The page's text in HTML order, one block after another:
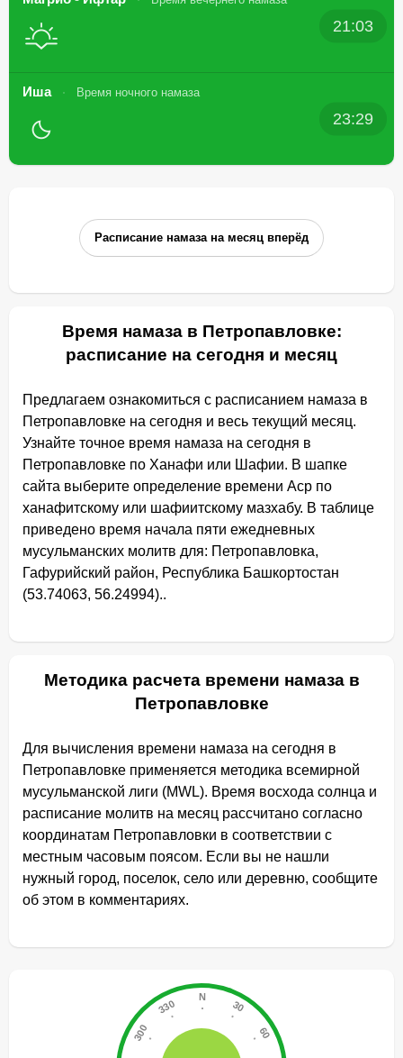
21:03
Иша Время ночного намаза
23:29
Расписание намаза на месяц вперёд
Время намаза в Петропавловке:
расписание на сегодня и месяц
Предлагаем ознакомиться с расписанием намаза в
Петропавловке на сегодня и весь текущий месяц.
Узнайте точное время намаза на сегодня в
Петропавловке по Ханафи или Шафии. В шапке
сайта выберите определение времени Аср по
ханафитскому или шафиитскому мазхабу. В таблице
приведено время начала пяти ежедневных
мусульманских молитв для: Петропавловка,
Гафурийский район, Республика Башкортостан
(53.74063, 56.24994)..
Методика расчета времени намаза в
Петропавловке
Для вычисления времени намаза на сегодня в
Петропавловке применяется методика всемирной
мусульманской лиги (MWL). Время восхода солнца и
расписание молитв на месяц рассчитано согласно
координатам Петропавловки в соответствии с
местным часовым поясом. Если вы не нашли
нужный город, поселок, село или деревню, сообщите
об этом в комментариях.